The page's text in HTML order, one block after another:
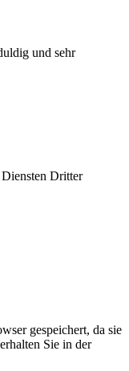
und sehr
Dritter
gespeichert, da sie
Sie in der